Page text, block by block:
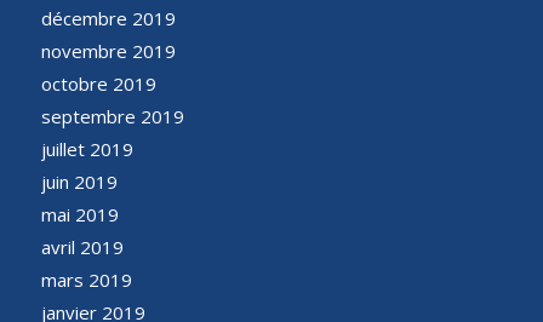
décembre 2019
novembre 2019
octobre 2019
septembre 2019
juillet 2019
juin 2019
mai 2019
avril 2019
mars 2019
janvier 2019